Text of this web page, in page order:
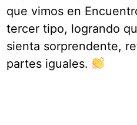
que vimos en
tercer tipo, logrando
sienta sorprendente,
partes iguales.